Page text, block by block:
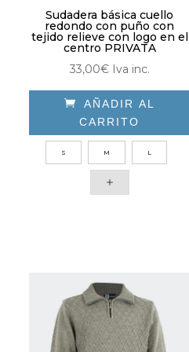
Sudadera básica cuello
redondo con puño con
tejido relieve con logo en el
centro PRIVATA
33,00€ Iva inc.
 AÑADIR AL
CARRITO
Este
producto
tiene
se
pueden
elegir
en
S M L